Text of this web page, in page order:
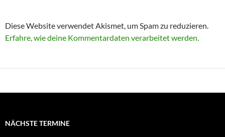
Diese Website verwendet Akismet, um Spam zu reduzieren.
Erfahre, wie deine Kommentardaten verarbeitet werden.
NÄCHSTE TERMINE